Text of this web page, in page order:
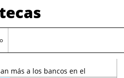
índice entre 2,25 % y 2,30 %
inmobiliario
más a los bancos en el